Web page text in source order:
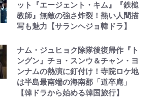
ット『エージェント・キム』『鉄槌
教師』無敵の強さ炸裂！熱い人間描
写も魅力【サランヘジョ韓ドラ】
ナム・ジュヒョク除隊後復帰作『ト
ングン』チョ・スンウ＆チャン・ヨ
ンナムの熱演に釘付け！寺院ロケ地
は半島最南端の海南郡「道卒庵」
【韓ドラから始める韓国旅行】